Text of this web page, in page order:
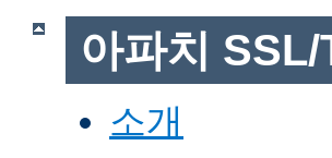
아파치
소개